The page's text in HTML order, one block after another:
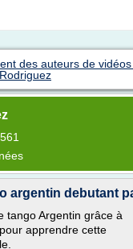
des auteurs de vidéos
argentin debutant
tango Argentin grâce à
apprendre cette